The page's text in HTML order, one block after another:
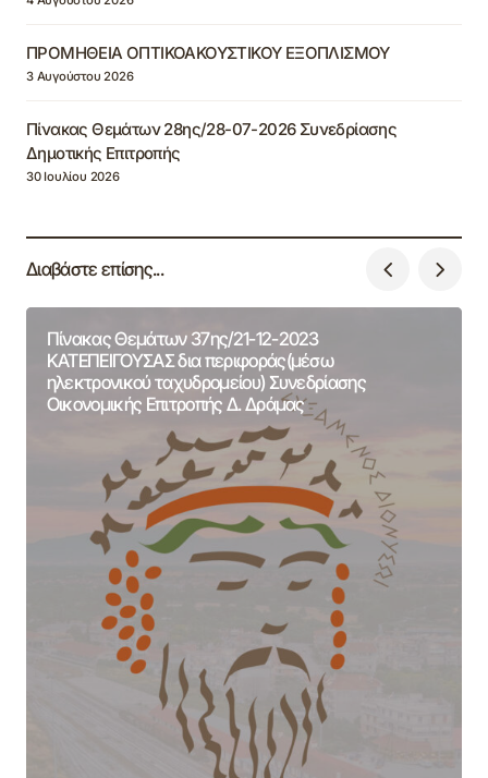
ΠΡΟΜΗΘΕΙΑ ΟΠΤΙΚΟΑΚΟΥΣΤΙΚΟΥ ΕΞΟΠΛΙΣΜΟΥ
3 Αυγούστου 2026
Πίνακας Θεμάτων 28ης/28-07-2026 Συνεδρίασης
Δημοτικής Επιτροπής
30 Ιουλίου 2026
Διαβάστε επίσης...
Πίνακας Θεμάτων 37ης/21-12-2023
ΚΑΤΕΠΕΙΓΟΥΣΑΣ δια περιφοράς(μέσω
ηλεκτρονικού ταχυδρομείου) Συνεδρίασης
Οικονομικής Επιτροπής Δ. Δράμας